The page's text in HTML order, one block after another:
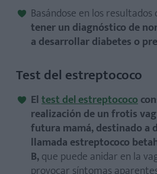
Basándose en los
tener un diagnóstico de
a desarrollar diabetes o
Test del estreptococo
Eltest del estreptococo
realización de un frotis
futura mamá, destinado a
llamada estreptococo
B,que puede anidar en la